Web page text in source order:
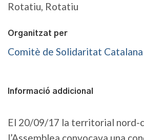
Rotatiu, Rotatiu
Organitzat per
Comitè de Solidaritat Catalana
Informació addicional
El 20/09/17 la territorial nord-